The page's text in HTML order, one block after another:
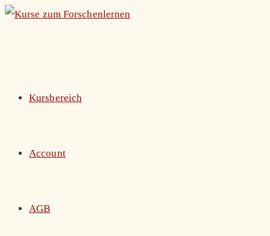
Zum
Kursbereich
Account
AGB